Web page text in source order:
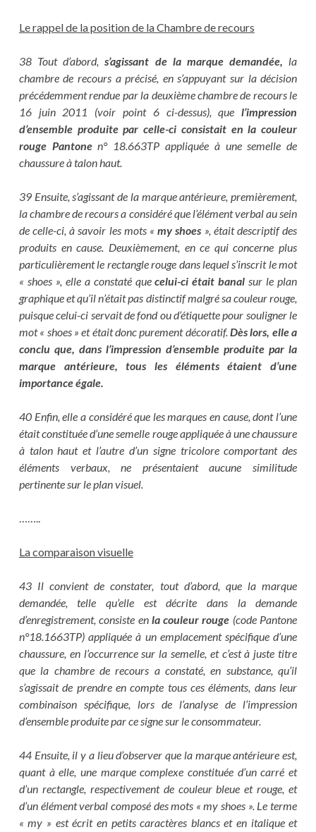
Le rappel de la position de la Chambre de recours
38 Tout d’abord,s’agissant de la marque demandée, la
chambre de recours a précisé, en s’appuyant sur la décision
précédemment rendue par la deuxième chambre de recours le
16 juin 2011 (voir point 6 ci-dessus), quel’impression
d’ensemble produite par celle-ci consistait en la couleur
rouge Pantonen° 18.663TP appliquée à une semelle de
chaussure à talon haut.
39 Ensuite, s’agissant de la marque antérieure, premièrement,
la chambre de recours a considéré que l’élément verbal au sein
de celle-ci, à savoir les mots « my shoes », était descriptif des
produits en cause. Deuxièmement, en ce qui concerne plus
particulièrement le rectangle rouge dans lequel s’inscrit le mot
« shoes », elle a constaté quecelui-ci était banal sur le plan
graphique et qu’il n’était pas distinctif malgré sa couleur rouge,
puisque celui-ci servait de fond ou d’étiquette pour souligner le
mot « shoes » et était donc purement décoratif.Dès lors, elle a
conclu que, dans l’impression d’ensemble produite par la
marque antérieure, tous les éléments étaient d’une
importance égale.
40 Enfin, elle a considéré que les marques en cause, dont l’une
était constituée d’une semelle rouge appliquée à une chaussure
à talon haut et l’autre d’un signe tricolore comportant des
éléments verbaux, ne présentaient aucune similitude
pertinente sur le plan visuel.
……..
La comparaison visuelle
43 Il convient de constater, tout d’abord, que la marque
demandée, telle qu’elle est décrite dans la demande
d’enregistrement, consiste en la couleur rouge (code Pantone
n°18.1663TP) appliquée à un emplacement spécifique d’une
chaussure, en l’occurrence sur la semelle, et c’est à juste titre
que la chambre de recours a constaté, en substance, qu’il
s’agissait de prendre en compte tous ces éléments, dans leur
combinaison spécifique, lors de l’analyse de l’impression
d’ensemble produite par ce signe sur le consommateur.
44 Ensuite, il y a lieu d’observer que la marque antérieure est,
quant à elle, une marque complexe constituée d’un carré et
d’un rectangle, respectivement de couleur bleue et rouge, et
d’un élément verbal composé des mots « my shoes ». Le terme
« my » est écrit en petits caractères blancs et en italique et